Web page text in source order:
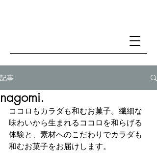
記事
nagomi.
ココロもカラダも和むお菓子。繊細な
味わいから生まれるココロを和らげる
体験と、素材へのこだわりでカラダも
和むお菓子をお届けします。